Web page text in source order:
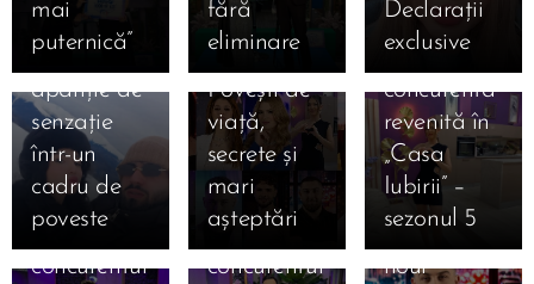
mai
puternică”
fără
eliminare
Declarații
exclusive
Kira și
Moldo,
apariție de
senzație
într-un
cadru de
poveste
12 ianuarie
2026.
Povești de
viață,
secrete și
mari
așteptări
Cine este
Lucia,
concurenta
revenită în
„Casa
Iubirii” –
sezonul 5
12.01.2026
Cine este
Danciu
Marius,
concurentul
12.01.2026
Cine este
Robert
Gabriel
Mihai,
concurentul
12.01.2026
Cine este
Ștefan
Armencea,
noul